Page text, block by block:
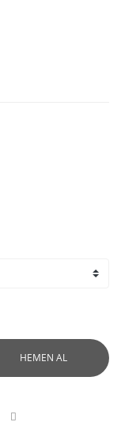
HEMEN AL